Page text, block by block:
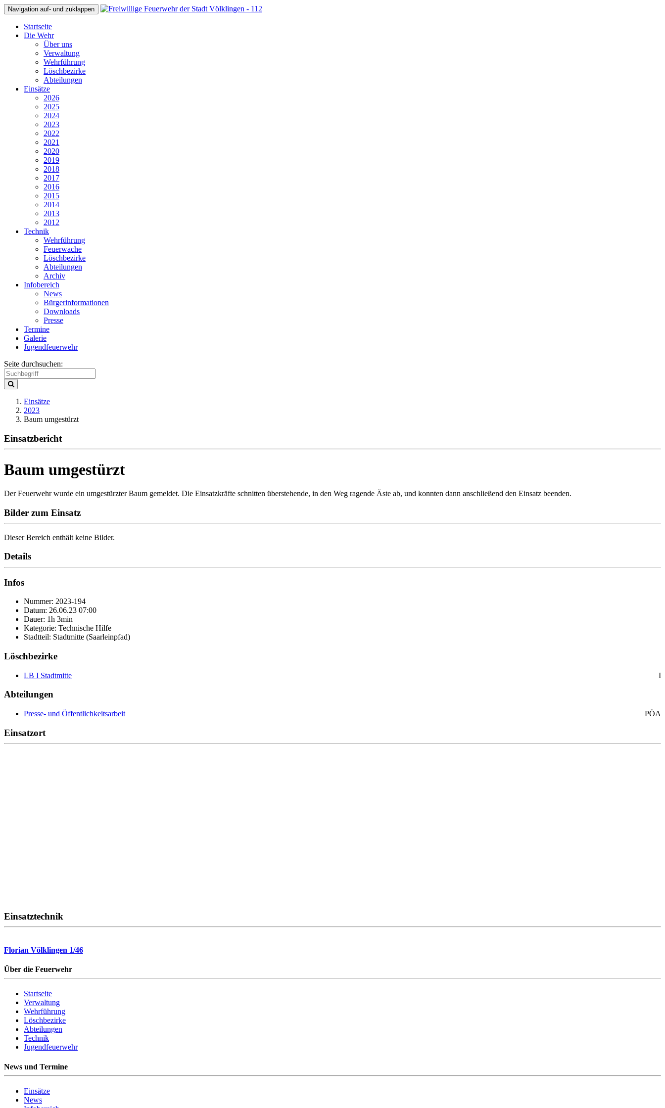
Navigation auf- und zuklappen
Startseite
Die Wehr
Über uns
Verwaltung
Wehrführung
Löschbezirke
Abteilungen
Einsätze
2026
2025
2024
2023
2022
2021
2020
2019
2018
2017
2016
2015
2014
2013
2012
Technik
Wehrführung
Feuerwache
Löschbezirke
Abteilungen
Archiv
Infobereich
News
Bürgerinformationen
Downloads
Presse
Termine
Galerie
Jugendfeuerwehr
Seite durchsuchen:
Einsätze
2023
Baum umgestürzt
Einsatzbericht
Baum umgestürzt
Der Feuerwehr wurde ein umgestürzter Baum gemeldet. Die Einsatzkräfte schnitten überstehende, in den Weg ragende Äste ab, und konnten dann anschließend den Einsatz beenden.
Bilder zum Einsatz
Dieser Bereich enthält keine Bilder.
Details
Infos
Nummer: 2023-194
Datum: 26.06.23 07:00
Dauer: 1h 3min
Kategorie: Technische Hilfe
Stadtteil: Stadtmitte (Saarleinpfad)
Löschbezirke
LB I Stadtmitte I
Abteilungen
Presse- und Öffentlichkeitsarbeit PÖA
Einsatzort
Einsatztechnik
Florian Völklingen 1/46
Über die Feuerwehr
Startseite
Verwaltung
Wehrführung
Löschbezirke
Abteilungen
Technik
Jugendfeuerwehr
News und Termine
Einsätze
News